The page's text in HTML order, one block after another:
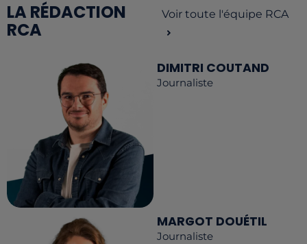
LA RÉDACTION
RCA
Voir toute l'équipe RCA
DIMITRI COUTAND
Journaliste
MARGOT DOUÉTIL
Journaliste